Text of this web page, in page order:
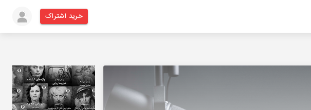
خرید اشتراک